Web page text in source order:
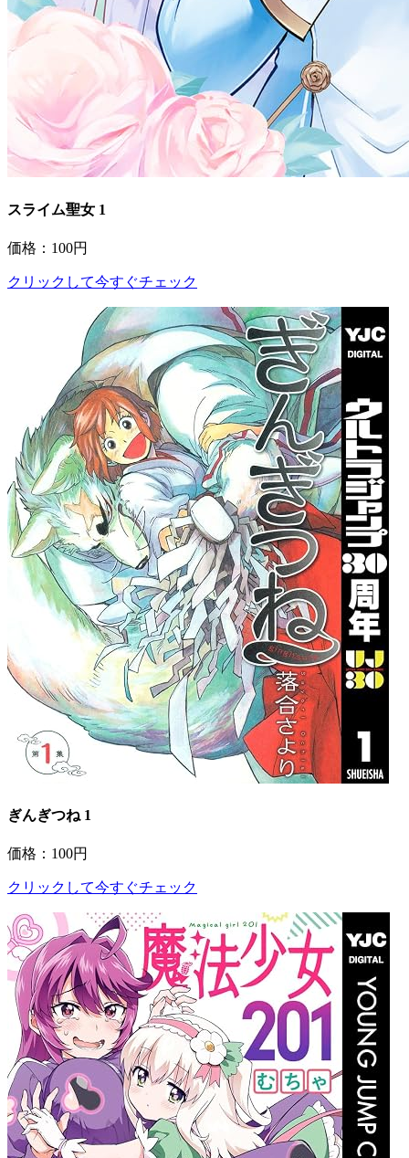
スライム聖女 1
価格：100円
クリックして今すぐチェック
ぎんぎつね 1
価格：100円
クリックして今すぐチェック